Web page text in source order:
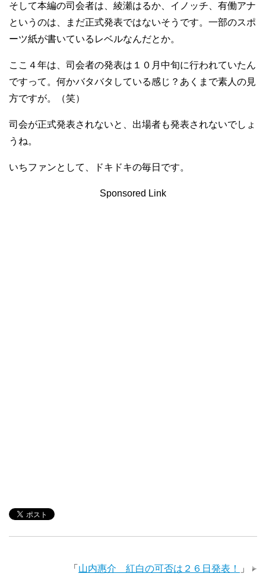
そして本編の司会者は、綾瀬はるか、イノッチ、有働アナ
というのは、まだ正式発表ではないそうです。一部のスポ
ーツ紙が書いているレベルなんだとか。
ここ４年は、司会者の発表は１０月中旬に行われていたん
ですって。何かバタバタしている感じ？あくまで素人の見
方ですが。（笑）
司会が正式発表されないと、出場者も発表されないでしょ
うね。
いちファンとして、ドキドキの毎日です。
Sponsored Link
「 山内惠介 紅白の可否は２６日発表！ 」